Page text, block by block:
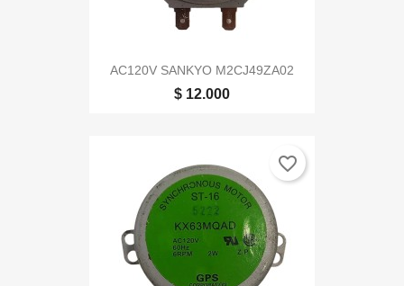
AC120V SANKYO M2CJ49ZA02
$ 12.000
favorite_border